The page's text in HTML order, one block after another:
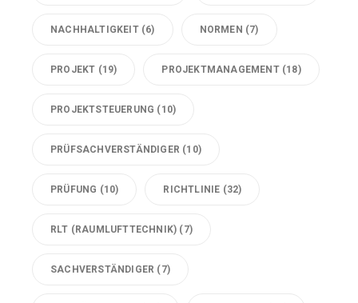
NACHHALTIGKEIT(6) NORMEN (7)
PROJEKT (19) PROJEKTMANAGEMENT(18)
PROJEKTSTEUERUNG (10)
PRÜFSACHVERSTÄNDIGER (10)
PRÜFUNG (10) RICHTLINIE (32)
RLT (RAUMLUFTTECHNIK) (7)
SACHVERSTÄNDIGER (7)